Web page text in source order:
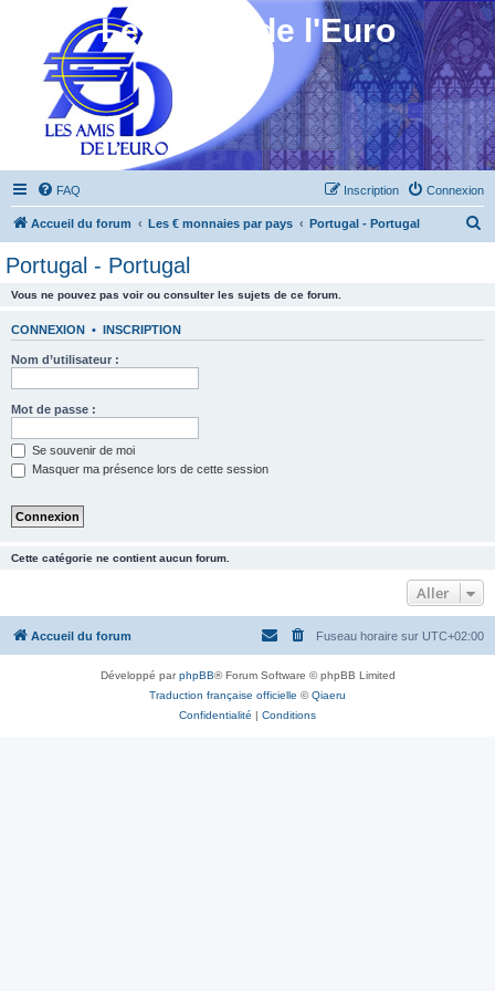
Les Amis de l'Euro
FAQ Connexion
Inscription
Accueil du forum Les € monnaies par pays Portugal - Portugal
Portugal - Portugal
Vous ne pouvez pas voir ou consulter les sujets de ce forum.
CONNEXION • INSCRIPTION
Nom d’utilisateur :
Mot de passe :
Se souvenir de moi
Masquer ma présence lors de cette session
Cette catégorie ne contient aucun forum.
Aller
Accueil du forum Fuseau horaire sur UTC+02:00
Développé parphpBB® Forum Software © phpBB Limited
Traduction française officielle ©Qiaeru
Confidentialité | Conditions